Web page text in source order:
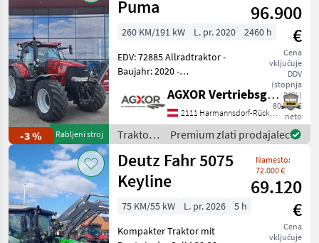
Case IH
320
Prikaži
vse
(41)
MARKETPLACE
Marketplace
Ponudbe
trgovcev
oglasi
-3 % Rabljeni stroj
Puma
96.900
€
Cena
vključuje
DDV
(stopnja
20%)
80.750 €
neto
260 KM/191 kW L. pr. 2020
2460 h
EDV: 72885 Allradtraktor -
Baujahr: 2020 -
- mit 4 elektr.
Hecksteuergeräte - mit 2
elektr. Mittensteuergeräte -
mit Power Be
AGXOR Vertriebsgesellschaft Ost GmbH
2111 Harmannsdorf-Rückersdorf
Traktor /
Case IH
Premium zlati prodajalec
Deutz Fahr 5075
Keyline
Namesto:
72.000 €
69.120
€
Cena
vključuje
75 KM/55 kW L. pr. 2026
5 h
Kompakter Traktor mit